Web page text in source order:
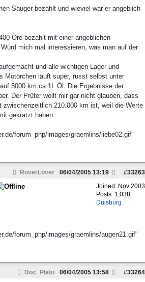
Sauger bezahlt und wieviel war er angeblich
Öre bezahlt mit einer angeblichen
mich mal interessieren, was man auf der
und alle wichtigen Lager und
Motörchen läuft super, russt selbst unter
5000 km ca 1L Öl. Die Ergebnisse der
Der Prüfer wollt mir gar nicht glauben, dass
zwischenzeitlich 210.000 km ist, weil die Werte
gekratzt haben.
forum_php/images/graemlins/liebe02.gif"
RoverLover #33263
06/04/2005 13:19
Joined: Nov 2003
Posts: 1,038
Duisburg
forum_php/images/graemlins/augen21.gif"
Doc_Plato #33264
06/04/2005 13:58